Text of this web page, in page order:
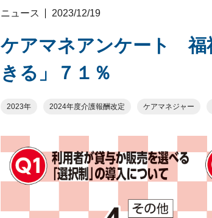
ニュース 2023/12/19
ケアマネアンケート 福
きる」７１％
2023年 2024年度介護報酬改定 ケアマネジャー